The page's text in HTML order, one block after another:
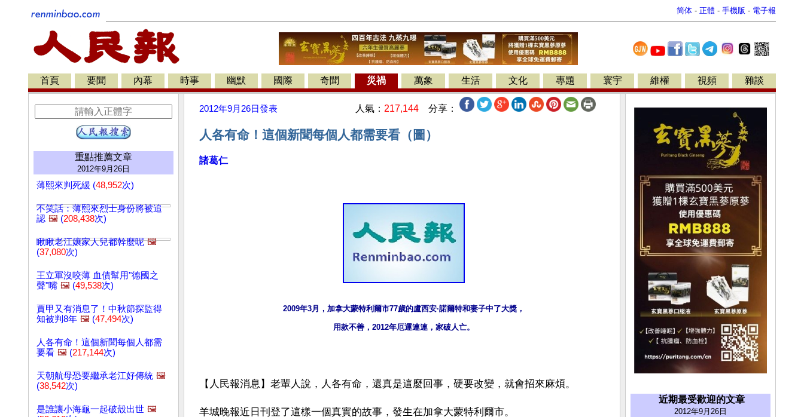
简体 - 正體 - 手機版 - 電子報
首頁 要聞 內幕 時事 幽默 國際 奇聞 災禍 萬象 生活 文化 專題 寰宇 維權 視頻 雜談
重點推薦文章
2012年9月26日
薄熙來判死緩 (48,952次)
不笑話：薄熙來烈士身份將被追
認 🖼️ (208,438次)
瞅瞅老江孃家人兒都幹麼呢 🖼️
(37,080次)
王立軍沒咬薄 血債幫用"德國之
聲"嘴 🖼️ (49,538次)
賈甲又有消息了！中秋節探監得
知被判8年 🖼️ (47,494次)
人各有命！這個新聞每個人都需
要看 🖼️ (217,144次)
天朝航母恐要繼承老江好傳統 🖼️
(38,542次)
是誰讓小海龜一起破殼出世 🖼️
2012年9月26日發表 人氣： 217,144 分享：
人各有命！這個新聞每個人都需要看（圖）
諸葛仁
2009年3月，加拿大蒙特利爾市77歲的盧西安·諾爾特和妻子中了大獎，
用款不善，2012年厄運連連，家破人亡。
【人民報消息】老輩人說，人各有命，還真是這麼回事，硬要改變，就會招來麻煩。
羊城晚報近日刊登了這樣一個真實的故事，發生在加拿大蒙特利爾市。
近期最受歡迎的文章
2012年9月26日